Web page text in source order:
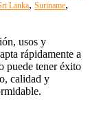
Lanka, Suriname,
usos y
rápidamente a
puede tener éxito
calidad y